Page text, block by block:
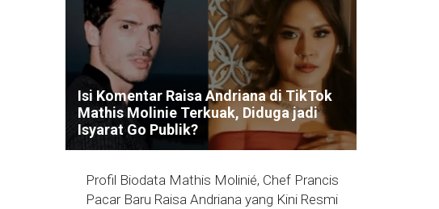
Isi Komentar Raisa Andriana di TikTok
Mathis Molinie Terkuak, Diduga jadi
Isyarat Go Publik?
Profil Biodata Mathis Molinié, Chef Prancis
Pacar Baru Raisa Andriana yang Kini Resmi